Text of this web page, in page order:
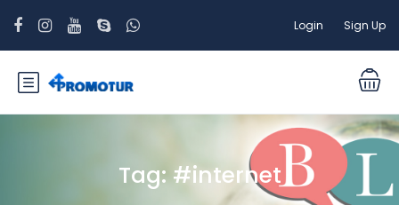
Login Sign Up
Tag: #internet